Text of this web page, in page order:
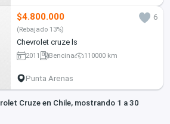
$4.800.000 6
(Rebajado 13%)
Chevrolet cruze ls
2011 Bencina 110000 km
Punta Arenas
Cruze en Chile, mostrando 1 a 30